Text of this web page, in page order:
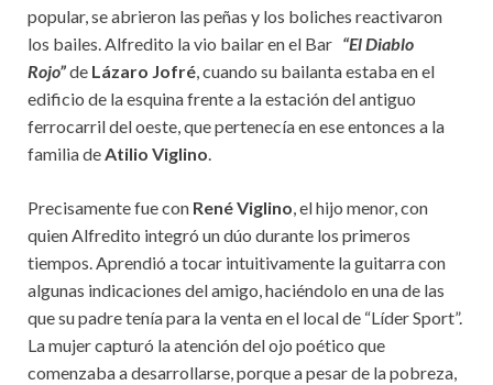
popular, se abrieron las peñas y los boliches reactivaron
los bailes. Alfredito la vio bailar en el Bar “El Diablo
Rojo”de Lázaro Jofré, cuando su bailanta estaba en el
edificio de la esquina frente a la estación del antiguo
ferrocarril del oeste, que pertenecía en ese entonces a la
familia deAtilio Viglino.
Precisamente fue con René Viglino, el hijo menor, con
quien Alfredito integró un dúo durante los primeros
tiempos. Aprendió a tocar intuitivamente la guitarra con
algunas indicaciones del amigo, haciéndolo en una de las
que su padre tenía para la venta en el local de “Líder Sport”.
La mujer capturó la atención del ojo poético que
comenzaba a desarrollarse, porque a pesar de la pobreza,